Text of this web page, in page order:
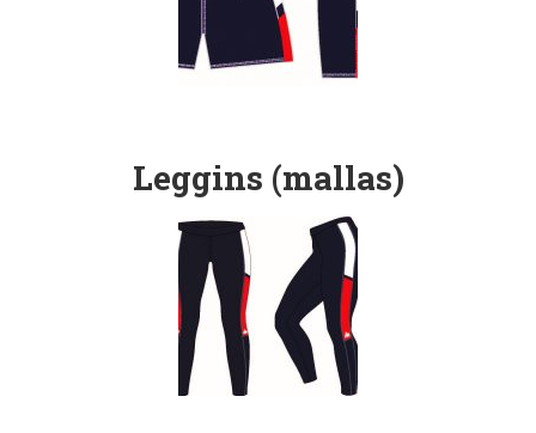
Leggins (mallas)